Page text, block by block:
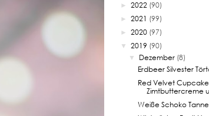
► 2022 (90)
► 2021 (99)
► 2020 (97)
▼ 2019 (90)
▼ Dezember (8)
Erdbeer Silvester
Red Velvet
Zimtbuttercreme
Weiße Schoko